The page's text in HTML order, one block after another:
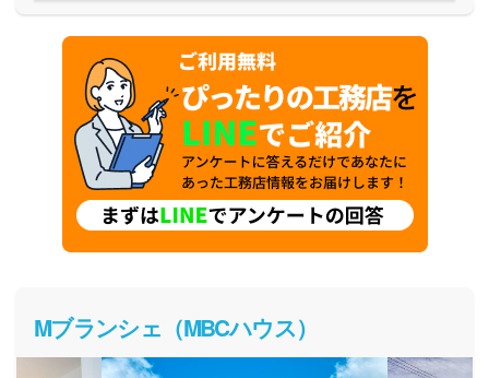
Mブランシェ（MBCハウス）